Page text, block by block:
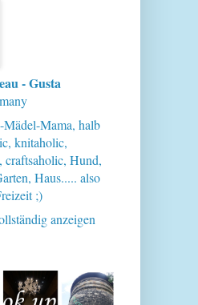
- Gusta
Mädel-Mama, halb
knitaholic,
craftsaholic, Hund,
Haus..... also
;)
anzeigen